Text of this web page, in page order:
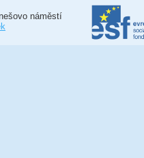
náměstí